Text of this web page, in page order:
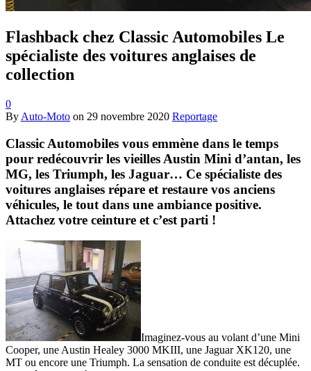
Flashback chez Classic Automobiles Le
spécialiste des voitures anglaises de
collection
0
By Auto-Moto on 29 novembre 2020 Reportage
Classic Automobiles vous emmène dans le temps
pour redécouvrir les vieilles Austin Mini d’antan, les
MG, les Triumph, les Jaguar… Ce spécialiste des
voitures anglaises répare et restaure vos anciens
véhicules, le tout dans une ambiance positive.
Attachez votre ceinture et c’est parti !
Imaginez-vous au volant d’une Mini
Cooper, une Austin Healey 3000 MKIII, une Jaguar XK120, une
MT ou encore une Triumph. La sensation de conduite est décuplée.